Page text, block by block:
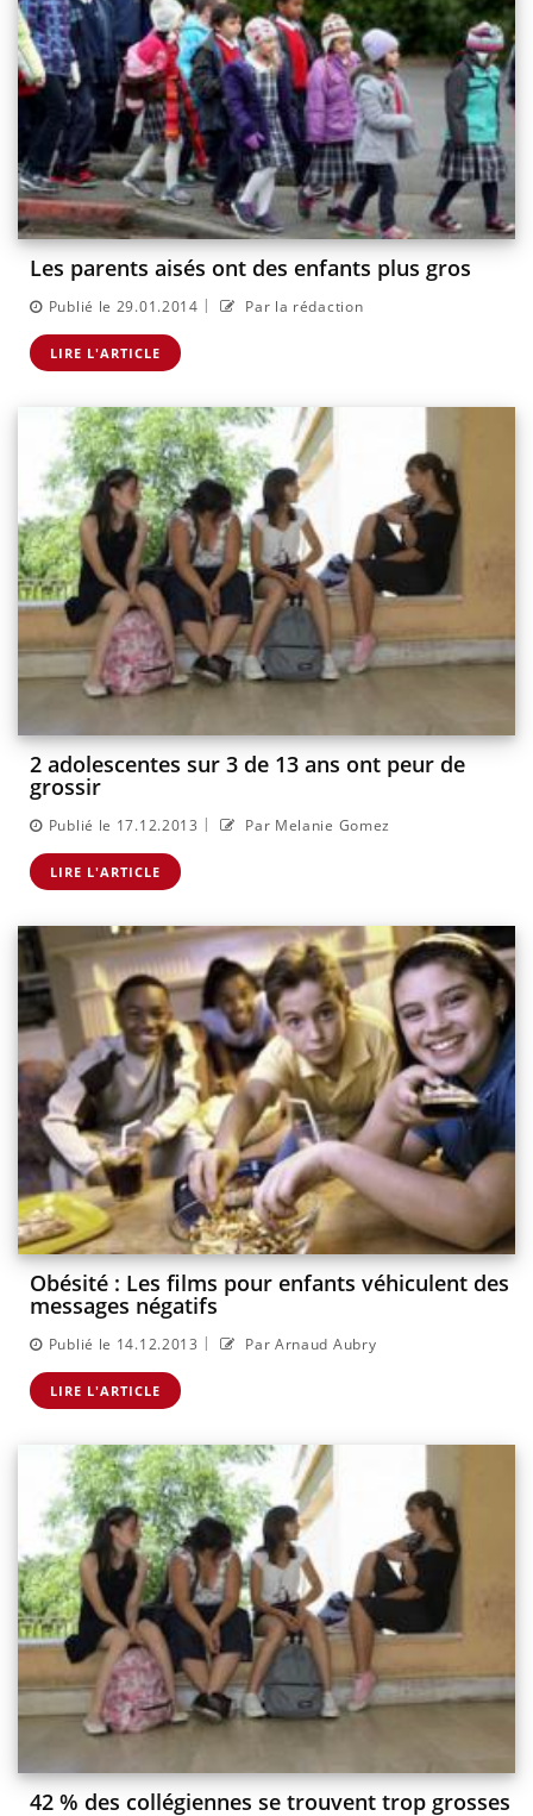
Les parents aisés ont des enfants plus gros
Publié le 29.01.2014 | Par la rédaction
LIRE L'ARTICLE
2 adolescentes sur 3 de 13 ans ont peur de
grossir
Publié le 17.12.2013 | Par Melanie Gomez
LIRE L'ARTICLE
Obésité : Les films pour enfants véhiculent des
messages négatifs
Publié le 14.12.2013 | Par Arnaud Aubry
LIRE L'ARTICLE
42 % des collégiennes se trouvent trop grosses